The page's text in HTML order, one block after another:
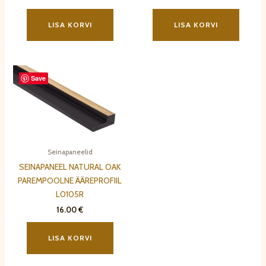
LISA KORVI LISA KORVI
Save
Seinapaneelid
SEINAPANEEL NATURAL OAK
PAREMPOOLNE ÄÄREPROFIIL
L0105R
16.00€
LISA KORVI